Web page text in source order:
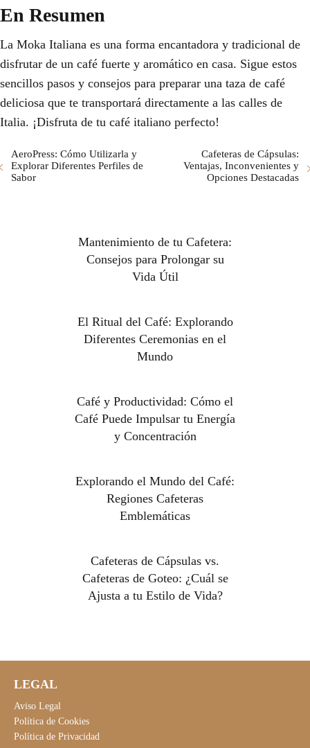
En Resumen
La Moka Italiana es una forma encantadora y tradicional de
disfrutar de un café fuerte y aromático en casa. Sigue estos
sencillos pasos y consejos para preparar una taza de café
deliciosa que te transportará directamente a las calles de
Italia. ¡Disfruta de tu café italiano perfecto!
AeroPress: Cómo Utilizarla y
Explorar Diferentes Perfiles de
Sabor
Cafeteras de Cápsulas:
Ventajas, Inconvenientes y
Opciones Destacadas
Mantenimiento de tu Cafetera:
Consejos para Prolongar su
Vida Útil
El Ritual del Café: Explorando
Diferentes Ceremonias en el
Mundo
Café y Productividad: Cómo el
Café Puede Impulsar tu Energía
y Concentración
Explorando el Mundo del Café:
Regiones Cafeteras
Emblemáticas
Cafeteras de Cápsulas vs.
Cafeteras de Goteo: ¿Cuál se
Ajusta a tu Estilo de Vida?
LEGAL
Aviso Legal
Política de Cookies
Política de Privacidad